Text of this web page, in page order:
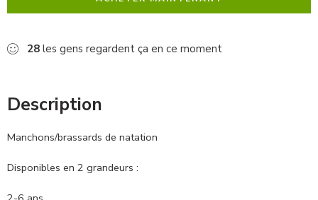
28 les gens regardent ça en ce moment
Description
Manchons/brassards de natation
Disponibles en 2 grandeurs :